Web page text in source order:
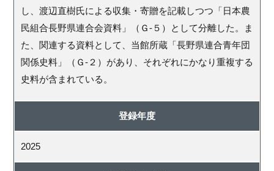
し、渡辺直樹氏による収集・寄贈を記載しつつ「日本農
民組合長野県連合会資料」（Ｇ-５）として分離した。ま
た、関連する資料として、当館所蔵「長野県連合青年団
関係史料」（Ｇ-２）があり、それぞれにかなり重複する
史料が含まれている。
登録年度
2025